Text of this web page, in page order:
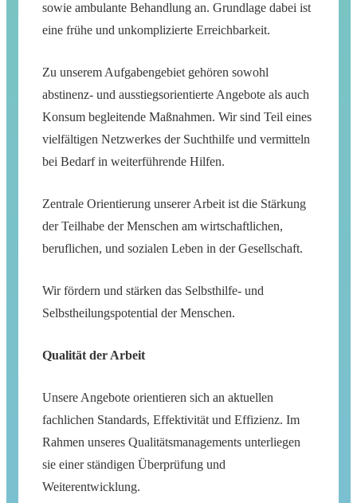
sowie ambulante Behandlung an. Grundlage dabei ist
eine frühe und unkomplizierte Erreichbarkeit.
Zu unserem Aufgabengebiet gehören sowohl
abstinenz- und ausstiegsorientierte Angebote als auch
Konsum begleitende Maßnahmen. Wir sind Teil eines
vielfältigen Netzwerkes der Suchthilfe und vermitteln
bei Bedarf in weiterführende Hilfen.
Zentrale Orientierung unserer Arbeit ist die Stärkung
der Teilhabe der Menschen am wirtschaftlichen,
beruflichen, und sozialen Leben in der Gesellschaft.
Wir fördern und stärken das Selbsthilfe- und
Selbstheilungspotential der Menschen.
Qualität der Arbeit
Unsere Angebote orientieren sich an aktuellen
fachlichen Standards, Effektivität und Effizienz. Im
Rahmen unseres Qualitätsmanagements unterliegen
sie einer ständigen Überprüfung und
Weiterentwicklung.